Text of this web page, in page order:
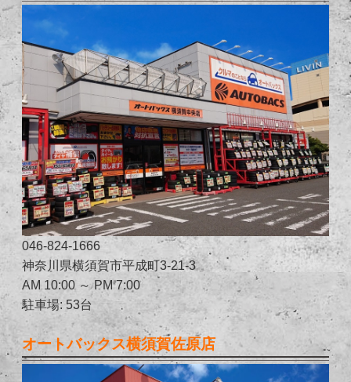
046-824-1666
神奈川県横須賀市平成町3-21-3
AM 10:00 ～ PM 7:00
駐車場: 53台
オートバックス横須賀佐原店